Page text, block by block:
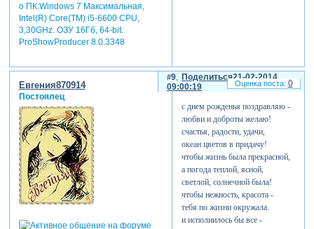
о ПК:Windows 7 Максимальная,
Intel(R) Core(TM) i5-6600 CPU,
3,30GHz. ОЗУ 16Гб, 64-bit.
ProShowProducer 8.0.3348
Поделиться
9
21-02-2014
09:00:19
Евгения870914
Постоялец
с днем рожденья поздравляю -
любви и доброты желаю!
счастья, радости, удачи,
океан цветов в придачу!
чтобы жизнь была прекрасной,
а погода теплой, ясной,
светлой, солнечной была!
чтобы нежность, красота -
тебя по жизни окружала.
и исполнилось бы все -
0